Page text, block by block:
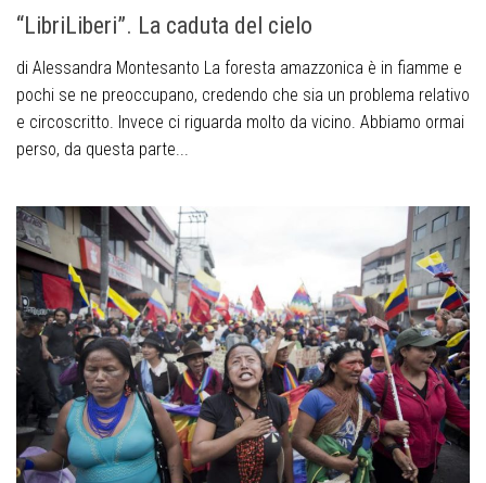
“LibriLiberi”. La caduta del cielo
di Alessandra Montesanto La foresta amazzonica è in fiamme e
pochi se ne preoccupano, credendo che sia un problema relativo
e circoscritto. Invece ci riguarda molto da vicino. Abbiamo ormai
perso, da questa parte...